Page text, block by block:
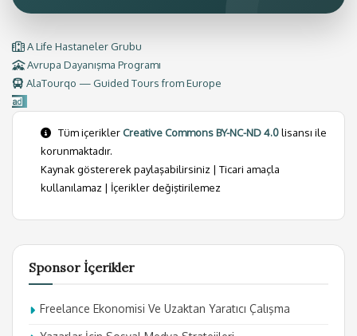
A Life Hastaneler Grubu
Avrupa Dayanışma Programı
AlaTourqo — Guided Tours from Europe
Tüm içeriklerCreative Commons BY-NC-ND 4.0lisansı ile
korunmaktadır.
Kaynak göstererek paylaşabilirsiniz | Ticari amaçla
kullanılamaz | İçerikler değiştirilemez
Sponsor İçerikler
Freelance Ekonomisi Ve Uzaktan Yaratıcı Çalışma